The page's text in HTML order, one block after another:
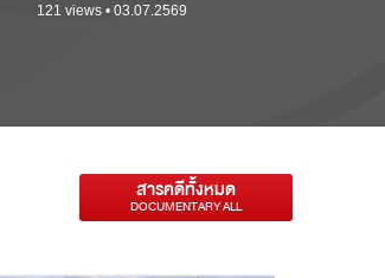
121 views • 03.07.2569
สารคดีทั้งหมด
DOCUMENTARY ALL